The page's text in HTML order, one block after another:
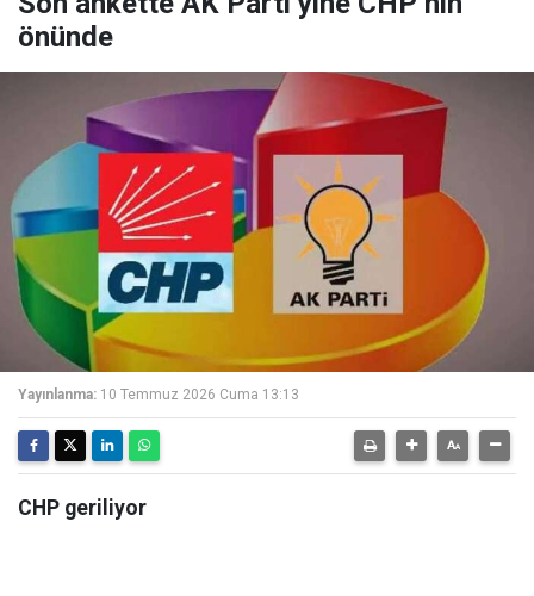
önünde
Yayınlanma: 10 Temmuz 2026 Cuma 13:13
CHP geriliyor